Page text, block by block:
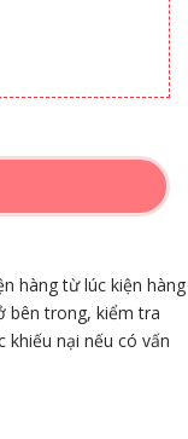
hàng từ lúc kiện hàng
bên trong, kiểm tra
khiếu nại nếu có vấn